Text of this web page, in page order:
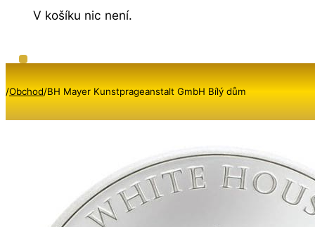
V košíku nic není.
/Obchod/BH Mayer Kunstprageanstalt GmbH Bílý dům